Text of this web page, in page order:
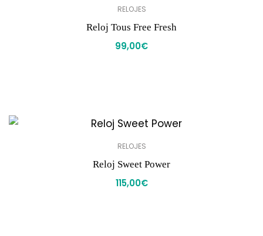
RELOJES
Reloj Tous Free Fresh
99,00€
RELOJES
Reloj Sweet Power
115,00€